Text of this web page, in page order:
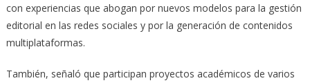
con experiencias que abogan por nuevos modelos para la gestión
editorial en las redes sociales y por la generación de contenidos
multiplataformas.
También, señaló que participan proyectos académicos de varios